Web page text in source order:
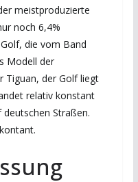
meistproduzierte
noch 6,4%
die vom Band
Modell der
Tiguan, der Golf liegt
relativ konstant
Straßen.